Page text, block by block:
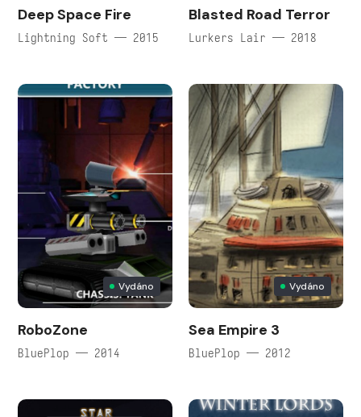
Deep Space Fire
Lightning Soft — 2015
Blasted Road Terror
Lurkers Lair — 2018
Vydáno
RoboZone
BluePlop — 2014
Vydáno
Sea Empire 3
BluePlop — 2012